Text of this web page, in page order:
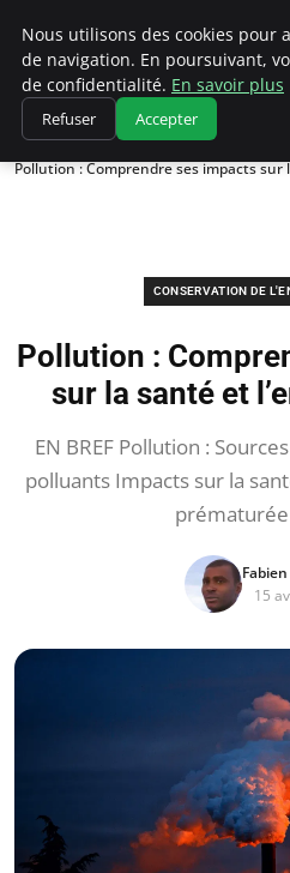
Climatedebtagents
Accueil
Conservation de
Pollution : Comprendre ses impacts
CONSERVATION DE
Pollution :
sur la santé et
EN BREF Pollution :
polluants Impacts sur la
15
Nous utilisons des cookies pour
de navigation. En poursuivant,
de confidentialité. En savoir plus
Refuser Accepter